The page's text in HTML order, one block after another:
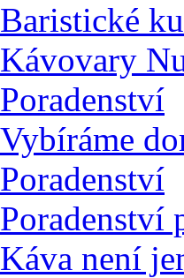
Baristické
Kávovary
Poradenství
Vybíráme
Poradenství
Poradenství
Káva není